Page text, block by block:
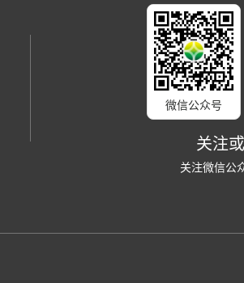
微信公众号
关注
关注微信公